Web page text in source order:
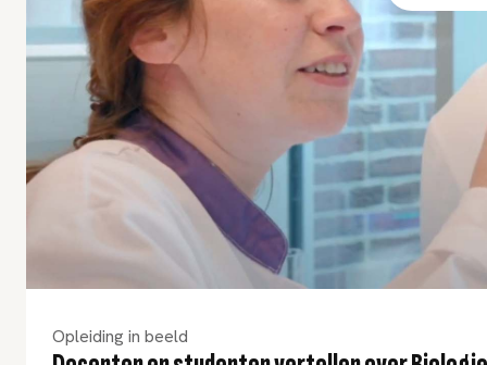
Opleiding in beeld